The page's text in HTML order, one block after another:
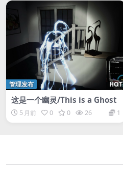
HOT
管理发布
这是一个幽灵/This is a Ghost
5 月前 0 0 26 1